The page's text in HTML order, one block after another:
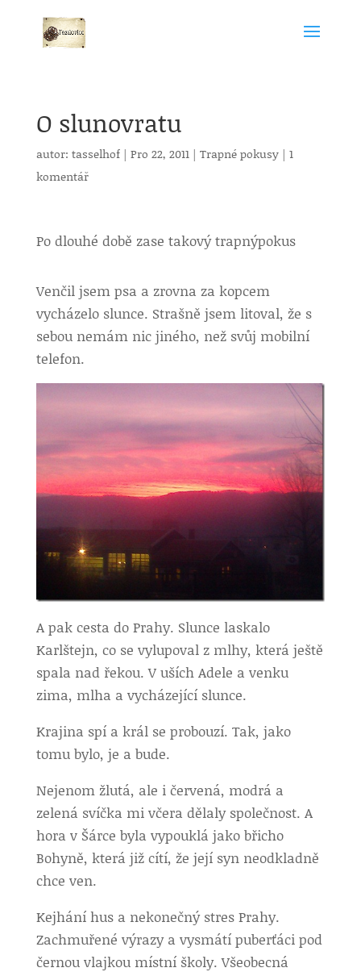
O slunovratu
autor: tasselhof| Pro 22, 2011| Trapné pokusy| 1
komentář
Po dlouhé době zase takový trapnýpokus
Venčil jsem psa a zrovna za kopcem
vycházelo slunce. Strašně jsem litoval, že s
sebou nemám nic jiného, než svůj mobilní
telefon.
A pak cesta do Prahy. Slunce laskalo
Karlštejn, co se vylupoval z mlhy, která ještě
spala nad řekou. V uších Adele a venku
zima, mlha a vycházející slunce.
Krajina spí a král se probouzí. Tak, jako
tomu bylo, je a bude.
Nejenom žlutá, ale i červená, modrá a
zelená svíčka mi včera dělaly společnost. A
hora v Šárce byla vypouklá jako břicho
Bohyně, která již cítí, že její syn neodkladně
chce ven.
Kejhání hus a nekonečný stres Prahy.
Zachmuřené výrazy a vysmátí puberťáci pod
černou vlajkou místní školy. Všeobecná